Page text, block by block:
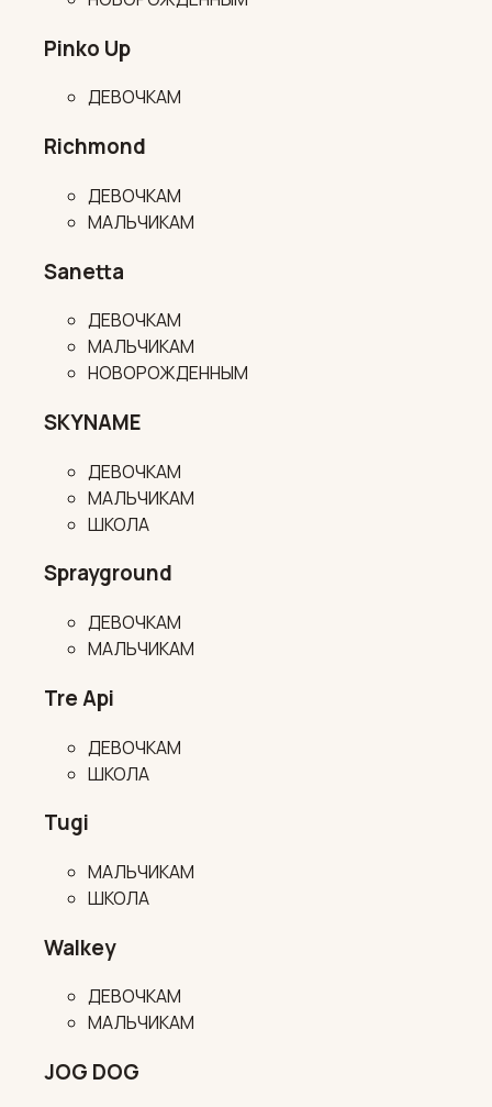
Pinko Up
ДЕВОЧКАМ
Richmond
ДЕВОЧКАМ
МАЛЬЧИКАМ
Sanetta
ДЕВОЧКАМ
МАЛЬЧИКАМ
НОВОРОЖДЕННЫМ
SKYNAME
ДЕВОЧКАМ
МАЛЬЧИКАМ
ШКОЛА
Sprayground
ДЕВОЧКАМ
МАЛЬЧИКАМ
Tre Api
ДЕВОЧКАМ
ШКОЛА
Tugi
МАЛЬЧИКАМ
ШКОЛА
Walkey
ДЕВОЧКАМ
МАЛЬЧИКАМ
JOG DOG